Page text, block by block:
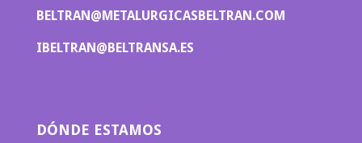
BELTRAN@METALURGICASBELTRAN.COM
IBELTRAN@BELTRANSA.ES
DÓNDE ESTAMOS